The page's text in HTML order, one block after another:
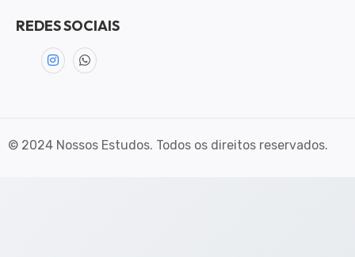
REDES SOCIAIS
© 2024 Nossos Estudos. Todos os direitos reservados.